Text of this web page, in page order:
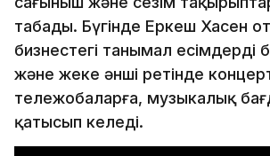
табады. Бүгінде Еркеш Хасен
бизнестегі танымал есімдердің
және жеке әнші ретінде
тележобаларға, музыкалық
қатысып келеді.